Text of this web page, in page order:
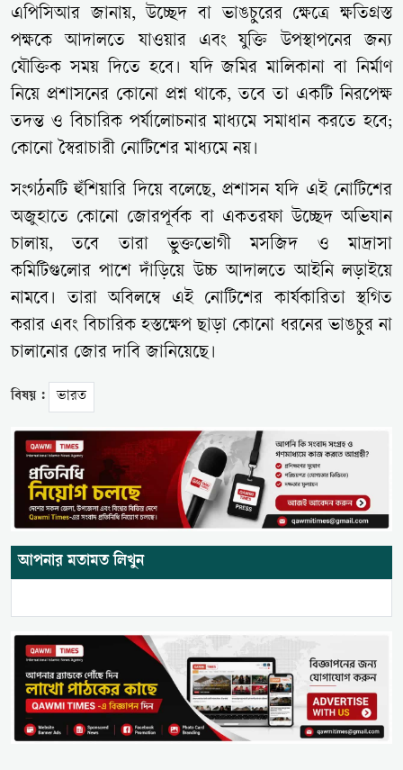
এপিসিআর জানায়, উচ্ছেদ বা ভাঙচুরের ক্ষেত্রে ক্ষতিগ্রস্ত
পক্ষকে আদালতে যাওয়ার এবং যুক্তি উপস্থাপনের জন্য
যৌক্তিক সময় দিতে হবে। যদি জমির মালিকানা বা নির্মাণ
নিয়ে প্রশাসনের কোনো প্রশ্ন থাকে, তবে তা একটি নিরপেক্ষ
তদন্ত ও বিচারিক পর্যালোচনার মাধ্যমে সমাধান করতে হবে;
কোনো স্বৈরাচারী নোটিশের মাধ্যমে নয়।
সংগঠনটি হুঁশিয়ারি দিয়ে বলেছে, প্রশাসন যদি এই নোটিশের
অজুহাতে কোনো জোরপূর্বক বা একতরফা উচ্ছেদ অভিযান
চালায়, তবে তারা ভুক্তভোগী মসজিদ ও মাদ্রাসা
কমিটিগুলোর পাশে দাঁড়িয়ে উচ্চ আদালতে আইনি লড়াইয়ে
নামবে। তারা অবিলম্বে এই নোটিশের কার্যকারিতা স্থগিত
করার এবং বিচারিক হস্তক্ষেপ ছাড়া কোনো ধরনের ভাঙচুর না
চালানোর জোর দাবি জানিয়েছে।
বিষয় : ভারত
আপনার মতামত লিখুন